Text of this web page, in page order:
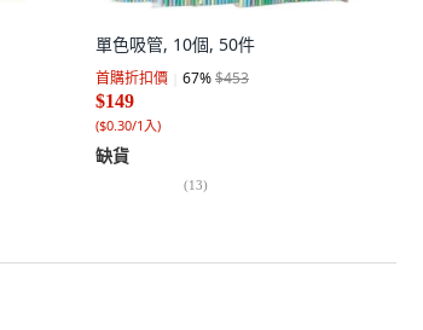
單色吸管, 10個, 50件
首購折扣價 67%$453
$149
($0.30/1入)
缺貨
(13)